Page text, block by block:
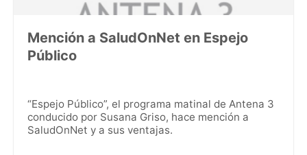
Mención a SaludOnNet en Espejo
Público
“Espejo Público”, el programa matinal de Antena 3
conducido por Susana Griso, hace mención a
SaludOnNet y a sus ventajas.